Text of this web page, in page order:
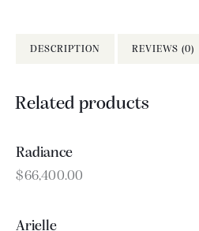
DESCRIPTION REVIEWS (0)
Related products
OUT OF STOCK
Radiance
$66,400.00
OUT OF STOCK
Arielle